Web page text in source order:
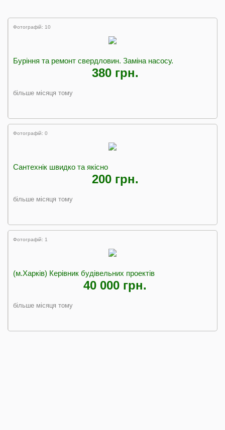
Фотографій: 10
Буріння та ремонт свердловин. Заміна насосу.
380 грн.
більше місяця тому
Фотографій: 0
Сантехнік швидко та якісно
200 грн.
більше місяця тому
Фотографій: 1
(м.Харків) Керівник будівельних проектів
40 000 грн.
більше місяця тому